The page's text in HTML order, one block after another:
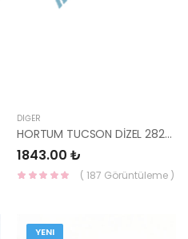
DIĞER
HORTUM TUCSON DİZEL 28262-27251-HMC
1843.00 ₺
( 187 Görüntüleme )
YENI